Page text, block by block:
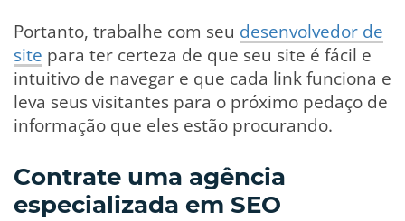
Portanto, trabalhe com seu desenvolvedor de
site para ter certeza de que seu site é fácil e
intuitivo de navegar e que cada link funciona e
leva seus visitantes para o próximo pedaço de
informação que eles estão procurando.
Contrate uma agência
especializada em SEO